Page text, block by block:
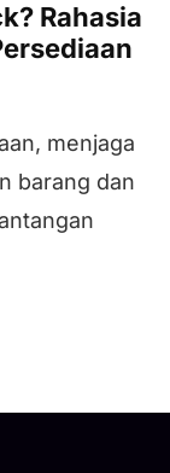
Rahasia
menjaga
barang dan